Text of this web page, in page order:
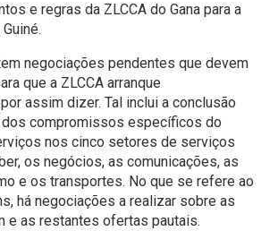
e regras da ZLCCA do Gana para a
negociações pendentes que devem
que a ZLCCA arranque
assim dizer. Tal inclui a conclusão
compromissos específicos do
nos cinco setores de serviços
os negócios, as comunicações, as
e os transportes. No que se refere ao
há negociações a realizar sobre as
e as restantes ofertas pautais.